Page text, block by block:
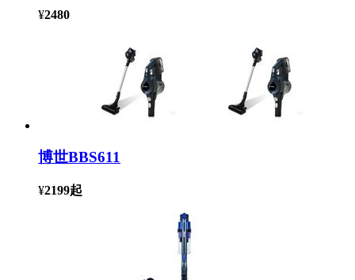
¥2480
博世BBS611
¥2199起